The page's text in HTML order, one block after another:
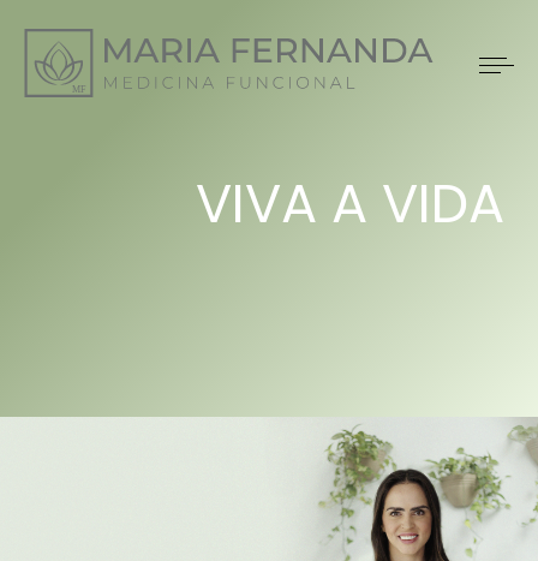
VIVA A VIDA
QUE VOCÊ
SEMPRE QUIS